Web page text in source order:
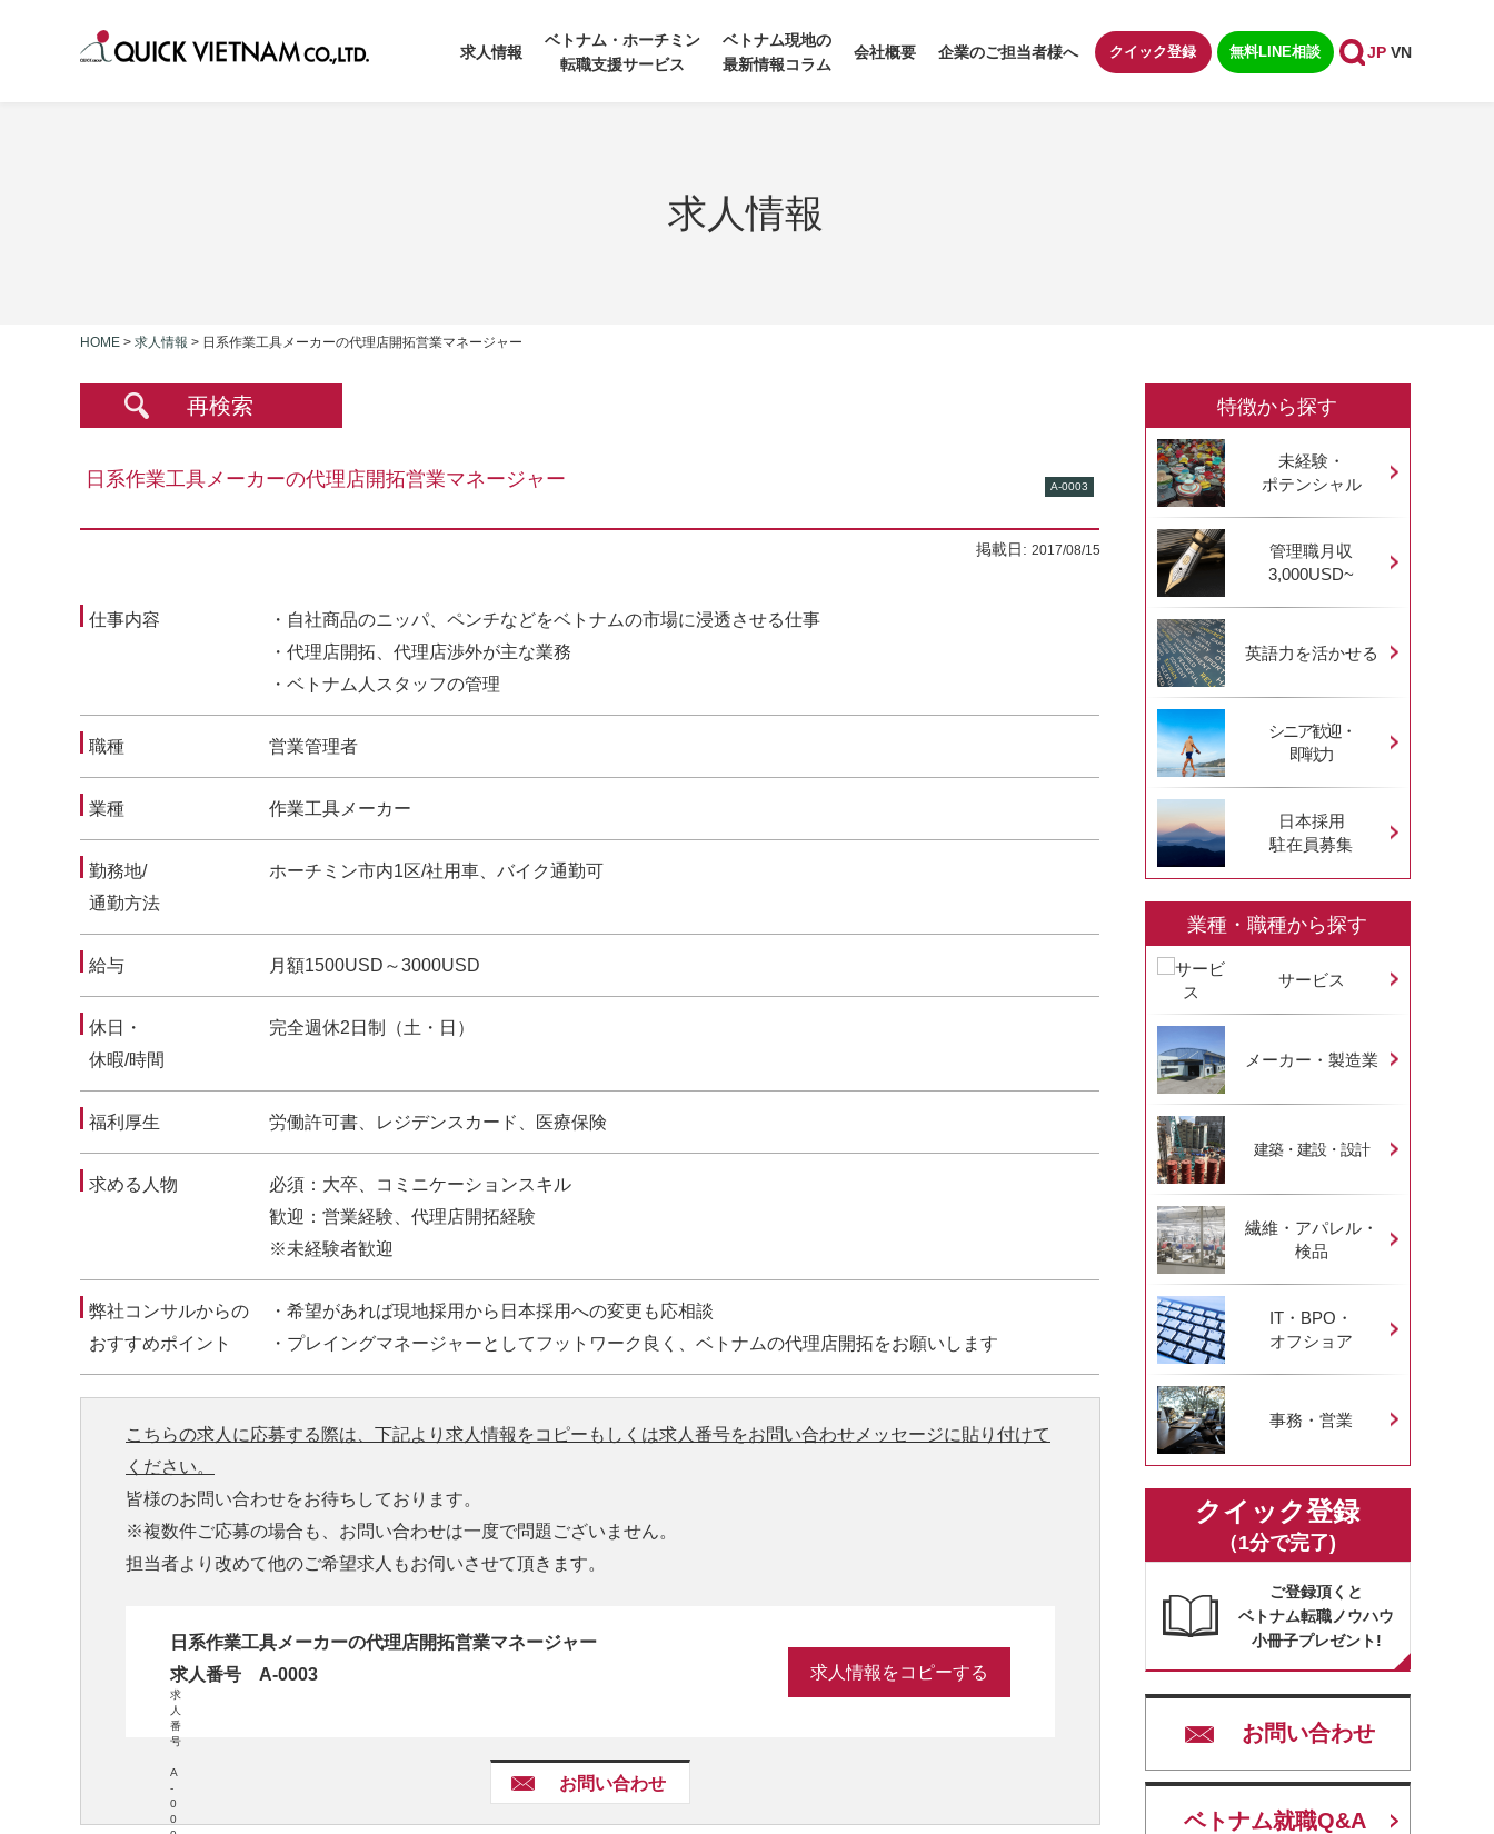
求人情報
ベトナム・ホーチミン
転職支援サービス
ベトナム現地の
最新情報コラム
会社概要 企業のご担当者様へ クイック登録 無料LINE相談 JP VN
求人情報
HOME > 求人情報 > 日系作業工具メーカーの代理店開拓営業マネージャー
再検索
日系作業工具メーカーの代理店開拓営業マネージャー A-0003
掲載日: 2017/08/15
仕事内容
・自社商品のニッパ、ペンチなどをベトナムの市場に浸透させる仕事
・代理店開拓、代理店渉外が主な業務
・ベトナム人スタッフの管理
職種 営業管理者
業種 作業工具メーカー
勤務地/
通勤方法
ホーチミン市内1区/社用車、バイク通勤可
給与 月額1500USD～3000USD
休日・
休暇/時間
完全週休2日制（土・日）
福利厚生 労働許可書、レジデンスカード、医療保険
求める人物
必須：大卒、コミニケーションスキル
歓迎：営業経験、代理店開拓経験
※未経験者歓迎
弊社コンサルからの
おすすめポイント
・希望があれば現地採用から日本採用への変更も応相談
・プレイングマネージャーとしてフットワーク良く、ベトナムの代理店開拓をお願いします
こちらの求人に応募する際は、下記より求人情報をコピーもしくは求人番号をお問い合わせメッセージに貼り付けて
ください。
皆様のお問い合わせをお待ちしております。
※複数件ご応募の場合も、お問い合わせは一度で問題ございません。
担当者より改めて他のご希望求人もお伺いさせて頂きます。
求
人
番
号
A
-
0
0
日系作業工具メーカーの代理店開拓営業マネージャー
求人番号 A-0003
求人情報をコピーする
お問い合わせ
特徴から探す
未経験・
ポテンシャル
管理職月収
3,000USD~
英語力を活かせる
シニア歓迎・
即戦力
日本採用
駐在員募集
業種・職種から探す
サービス
メーカー・製造業
建築・建設・設計
繊維・アパレル・
検品
IT・BPO・
オフショア
事務・営業
クイック登録
（1分で完了)
ご登録頂くと
ベトナム転職ノウハウ
小冊子プレゼント!
お問い合わせ
ベトナム就職Q&A